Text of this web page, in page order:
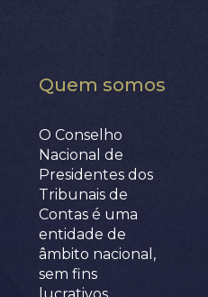
Quem somos
O Conselho
Nacional de
Presidentes dos
Tribunais de
Contas é uma
entidade de
âmbito nacional,
sem fins